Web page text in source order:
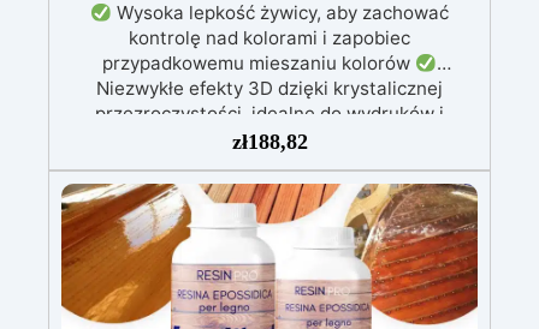
Wysoka lepkość żywicy, aby zachować
kontrolę nad kolorami i zapobiec
przypadkowemu mieszaniu kolorów
Niezwykłe efekty 3D dzięki krystalicznej
przezroczystości, idealne do wydruków i
Nie kapie: wszechstronna aplikacja
na powierzchniach pochylonych, pionowych lub
zakrzywionych, idealna do malowania i powłok
Odporna na wilgoć, z błyszczącą i ochronną
powierzchnią, odpowiednia do każdego
środowiska
Bezpieczna i bezzapachowa,
wolna od rozpuszczalników i BPA, idealna do
komfortowej i przyjemnej pracy
zł188,82